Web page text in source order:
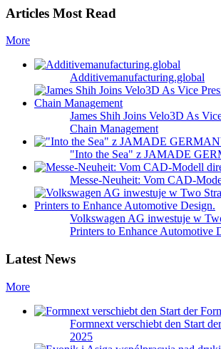
Articles Most Read
More
Additivemanufacturing.global
James Shih Joins Velo3D As
Chain Management
"Into the Sea" z JAMADE
Messe-Neuheit: Vom CAD-
Volkswagen AG inwestuje w
Printers to Enhance Automotive
Latest News
More
Formnext verschiebt den Start
2025